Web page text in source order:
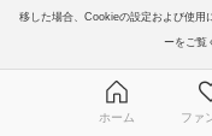
移した場合、Cookieの設定および使用
ーをご覧
ホーム ファ